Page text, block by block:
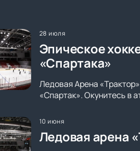
28 июля
Эпическое
«Спартака»
Ледовая Арена
«Спартак». Окунитесь в
10 июня
Ледовая арена